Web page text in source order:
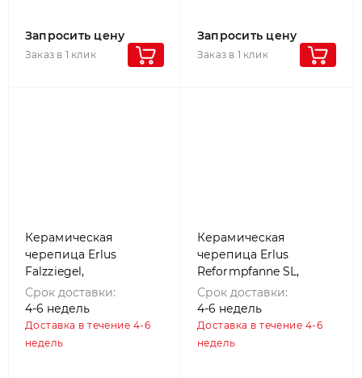
Запросить цену
Заказ в 1 клик
Запросить цену
Заказ в 1 клик
Керамическая
черепица Erlus
Falzziegel,
Натуральный красный
Срок доставки:
4-6 недель
Доставка в течение 4-6
недель
Керамическая
черепица Erlus
Reformpfanne SL,
Натуральный красный
Срок доставки:
4-6 недель
Доставка в течение 4-6
недель